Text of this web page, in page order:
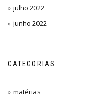
julho 2022
junho 2022
CATEGORIAS
matérias